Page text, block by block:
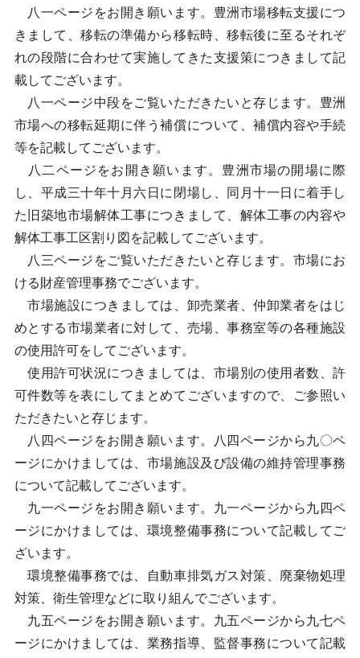
八一ページをお開き願います。豊洲市場移転支援につ
きまして、移転の準備から移転時、移転後に至るそれぞ
れの段階に合わせて実施してきた支援策につきまして記
載してございます。
八一ページ中段をご覧いただきたいと存じます。豊洲
市場への移転延期に伴う補償について、補償内容や手続
等を記載してございます。
八二ページをお開き願います。豊洲市場の開場に際
し、平成三十年十月六日に閉場し、同月十一日に着手し
た旧築地市場解体工事につきまして、解体工事の内容や
解体工事工区割り図を記載してございます。
八三ページをご覧いただきたいと存じます。市場にお
ける財産管理事務でございます。
市場施設につきましては、卸売業者、仲卸業者をはじ
めとする市場業者に対して、売場、事務室等の各種施設
の使用許可をしてございます。
使用許可状況につきましては、市場別の使用者数、許
可件数等を表にしてまとめてございますので、ご参照い
ただきたいと存じます。
八四ページをお開き願います。八四ページから九〇ペ
ージにかけましては、市場施設及び設備の維持管理事務
について記載してございます。
九一ページをお開き願います。九一ページから九四ペ
ージにかけましては、環境整備事務について記載してご
ざいます。
環境整備事務では、自動車排気ガス対策、廃棄物処理
対策、衛生管理などに取り組んでございます。
九五ページをお開き願います。九五ページから九七ペ
ージにかけましては、業務指導、監督事務について記載